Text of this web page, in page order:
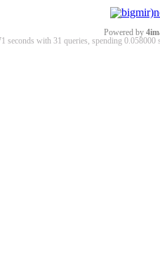
Powered by
seconds with 31 queries, spending